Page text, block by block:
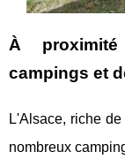
À
campings et
L'Alsace, riche
nombreux